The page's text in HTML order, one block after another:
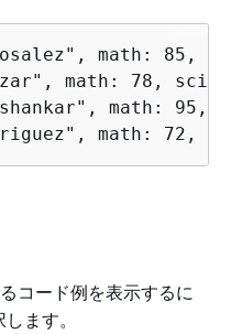
math: 72,
コード例を表示するに
ます。